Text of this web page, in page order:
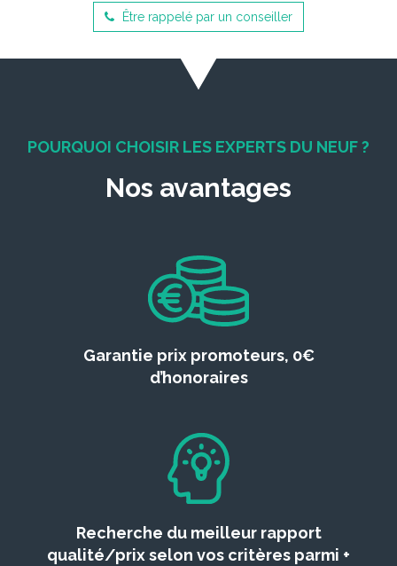
Être rappelé par un conseiller
POURQUOI CHOISIR LES EXPERTS DU NEUF ?
Nos avantages
Garantie prix promoteurs, 0€
d’honoraires
Recherche du meilleur rapport
qualité/prix selon vos critères parmi +